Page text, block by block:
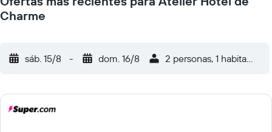
50 km del alojamiento, y House of Che Guevara Museum está a
alojamiento ofrece servicio de traslado de pago para ir o volver
Charme
sáb. 15/8 - dom. 16/8 2 personas, 1 habitación